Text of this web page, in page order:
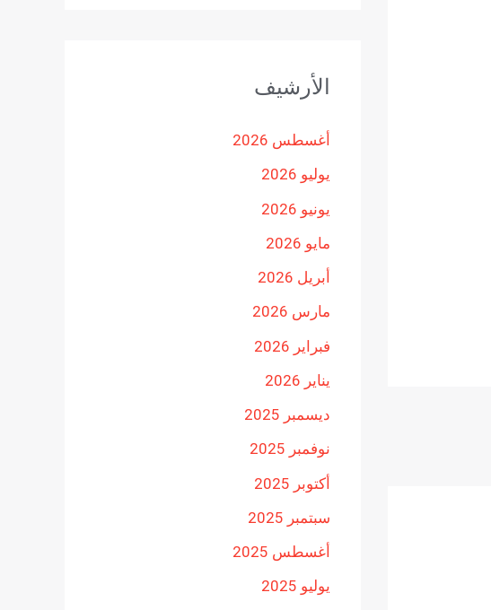
الأرشيف
أغسطس 2026
يوليو 2026
يونيو 2026
مايو 2026
أبريل 2026
مارس 2026
فبراير 2026
يناير 2026
ديسمبر 2025
نوفمبر 2025
أكتوبر 2025
سبتمبر 2025
أغسطس 2025
يوليو 2025